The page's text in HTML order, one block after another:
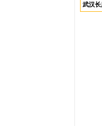
司
武汉